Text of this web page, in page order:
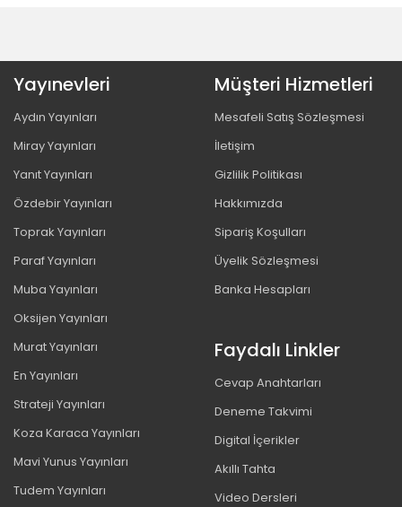
Yayınevleri
Aydın Yayınları
Miray Yayınları
Yanıt Yayınları
Özdebir Yayınları
Toprak Yayınları
Paraf Yayınları
Muba Yayınları
Oksijen Yayınları
Murat Yayınları
En Yayınları
Strateji Yayınları
Koza Karaca Yayınları
Mavi Yunus Yayınları
Tudem Yayınları
Müşteri Hizmetleri
Mesafeli Satış Sözleşmesi
İletişim
Gizlilik Politikası
Hakkımızda
Sipariş Koşulları
Üyelik Sözleşmesi
Banka Hesapları
Faydalı Linkler
Cevap Anahtarları
Deneme Takvimi
Digital İçerikler
Akıllı Tahta
Video Dersleri